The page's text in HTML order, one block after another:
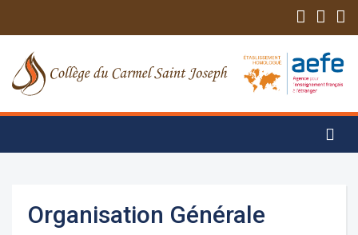
Organisation Générale